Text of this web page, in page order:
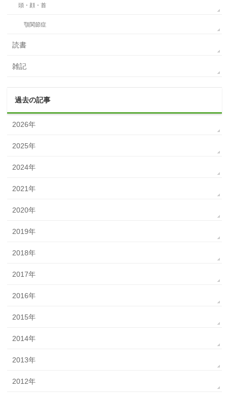
頭・顔・首
顎関節症
読書
雑記
過去の記事
2026年
2025年
2024年
2021年
2020年
2019年
2018年
2017年
2016年
2015年
2014年
2013年
2012年